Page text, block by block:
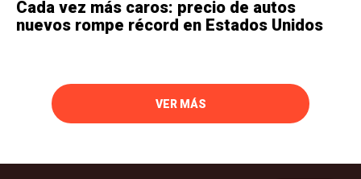
Cada vez más caros: precio de autos
nuevos rompe récord en Estados Unidos
VER MÁS